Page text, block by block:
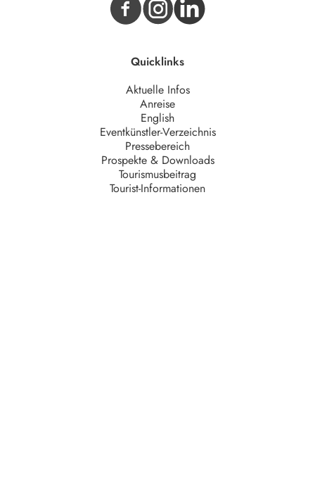
Quicklinks
Aktuelle Infos
Anreise
English
Eventkünstler-Verzeichnis
Pressebereich
Prospekte & Downloads
Tourismusbeitrag
Tourist-Informationen